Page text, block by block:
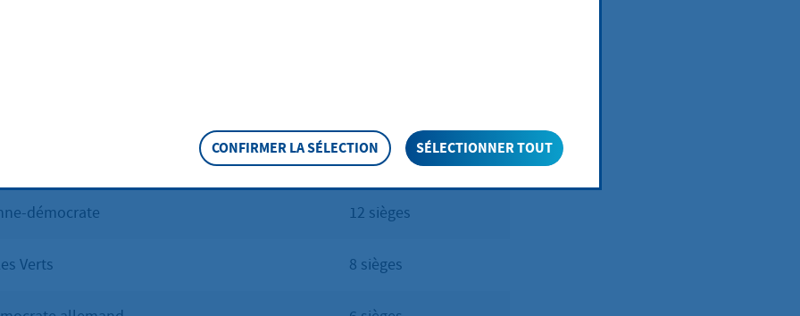
de la ville de Hofheim am Taunus se compose de 45 conseillers
comme les
le plus souvent de nature fondamentale, s'imposent au
2026-2031, les sièges au sein du conseil municipal sont répartis comme
démocrate 12 sièges
Verts 8 sièges
CONFIRMER LA SÉLECTION SÉLECTIONNER TOUT